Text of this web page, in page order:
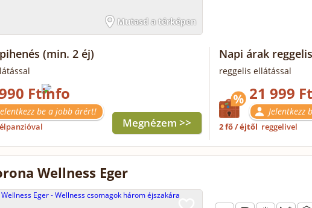
Mutasd a térképen
(min. 2 éj)
Ft
be a jobb árért!
Megnézem >>
Napi árak
reggelis ellátással
21 999 Ft
Jelentkezz
2 fő / éjtől reggelivel
Wellness Eger